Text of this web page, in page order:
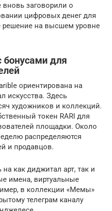
вновь заговорили о
цифровых денег для
решение на высшем уровне
для
ориентирована на
искусства. Здесь
художников и коллекций.
токен RARI для
площадки. Около
распределяются
и продавцов.
как диджитал арт, так и
имена, виртуальные
в коллекции «Мемы»
телеграм каналу